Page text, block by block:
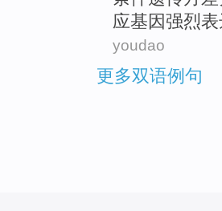
应基因强烈表
youdao
更多双语例句